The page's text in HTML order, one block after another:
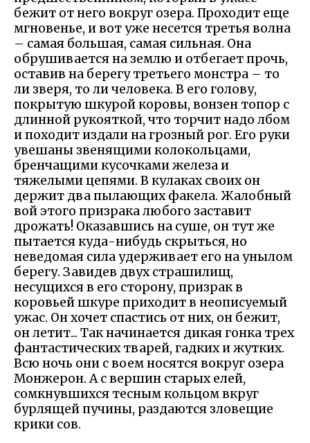
бежит от него вокруг озера. Проходит еще
мгновенье, и вот уже несется третья волна
– самая большая, самая сильная. Она
обрушивается на землю и отбегает прочь,
оставив на берегу третьего монстра – то
ли зверя, то ли человека. В его голову,
покрытую шкурой коровы, вонзен топор с
длинной рукояткой, что торчит надо лбом
и походит издали на грозный рог. Его руки
увешаны звенящими колокольцами,
бренчащими кусочками железа и
тяжелыми цепями. В кулаках своих он
держит два пылающих факела. Жалобный
вой этого призрака любого заставит
дрожать! Оказавшись на суше, он тут же
пытается куда-нибудь скрыться, но
неведомая сила удерживает его на унылом
берегу. Завидев двух страшилищ,
несущихся в его сторону, призрак в
коровьей шкуре приходит в неописуемый
ужас. Он хочет спастись от них, он бежит,
он летит... Так начинается дикая гонка трех
фантастических тварей, гадких и жутких.
Всю ночь они с воем носятся вокруг озера
Монжерон. А с вершин старых елей,
сомкнувшихся тесным кольцом вкруг
бурлящей пучины, раздаются зловещие
крики сов.